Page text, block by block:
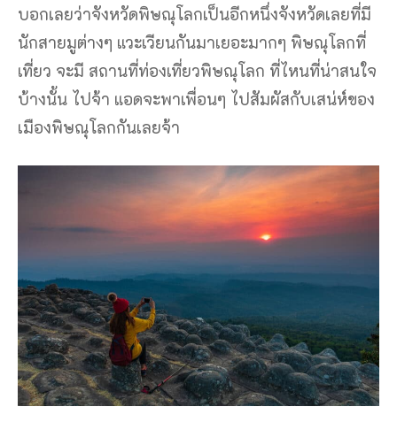
บอกเลยว่าจังหวัดพิษณุโลกเป็นอีกหนึ่งจังหวัดเลยที่มี
นักสายมูต่างๆ แวะเวียนกันมาเยอะมากๆ พิษณุโลกที่
เที่ยว จะมี สถานที่ท่องเที่ยวพิษณุโลก ที่ไหนที่น่าสนใจ
บ้างนั้น ไปจ้า แอดจะพาเพื่อนๆ ไปสัมผัสกับเสน่ห์ของ
เมืองพิษณุโลกกันเลยจ้า